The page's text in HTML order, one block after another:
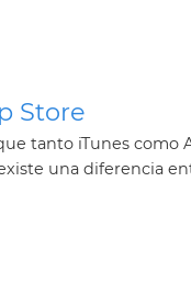
Store
tanto iTunes como
una diferencia